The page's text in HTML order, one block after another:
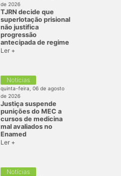
de 2026
TJRN decide que
superlotação prisional
não justifica
progressão
antecipada de regime
Ler +
Notícias
quinta-feira, 06 de agosto
de 2026
Justiça suspende
punições do MEC a
cursos de medicina
mal avaliados no
Enamed
Ler +
Notícias